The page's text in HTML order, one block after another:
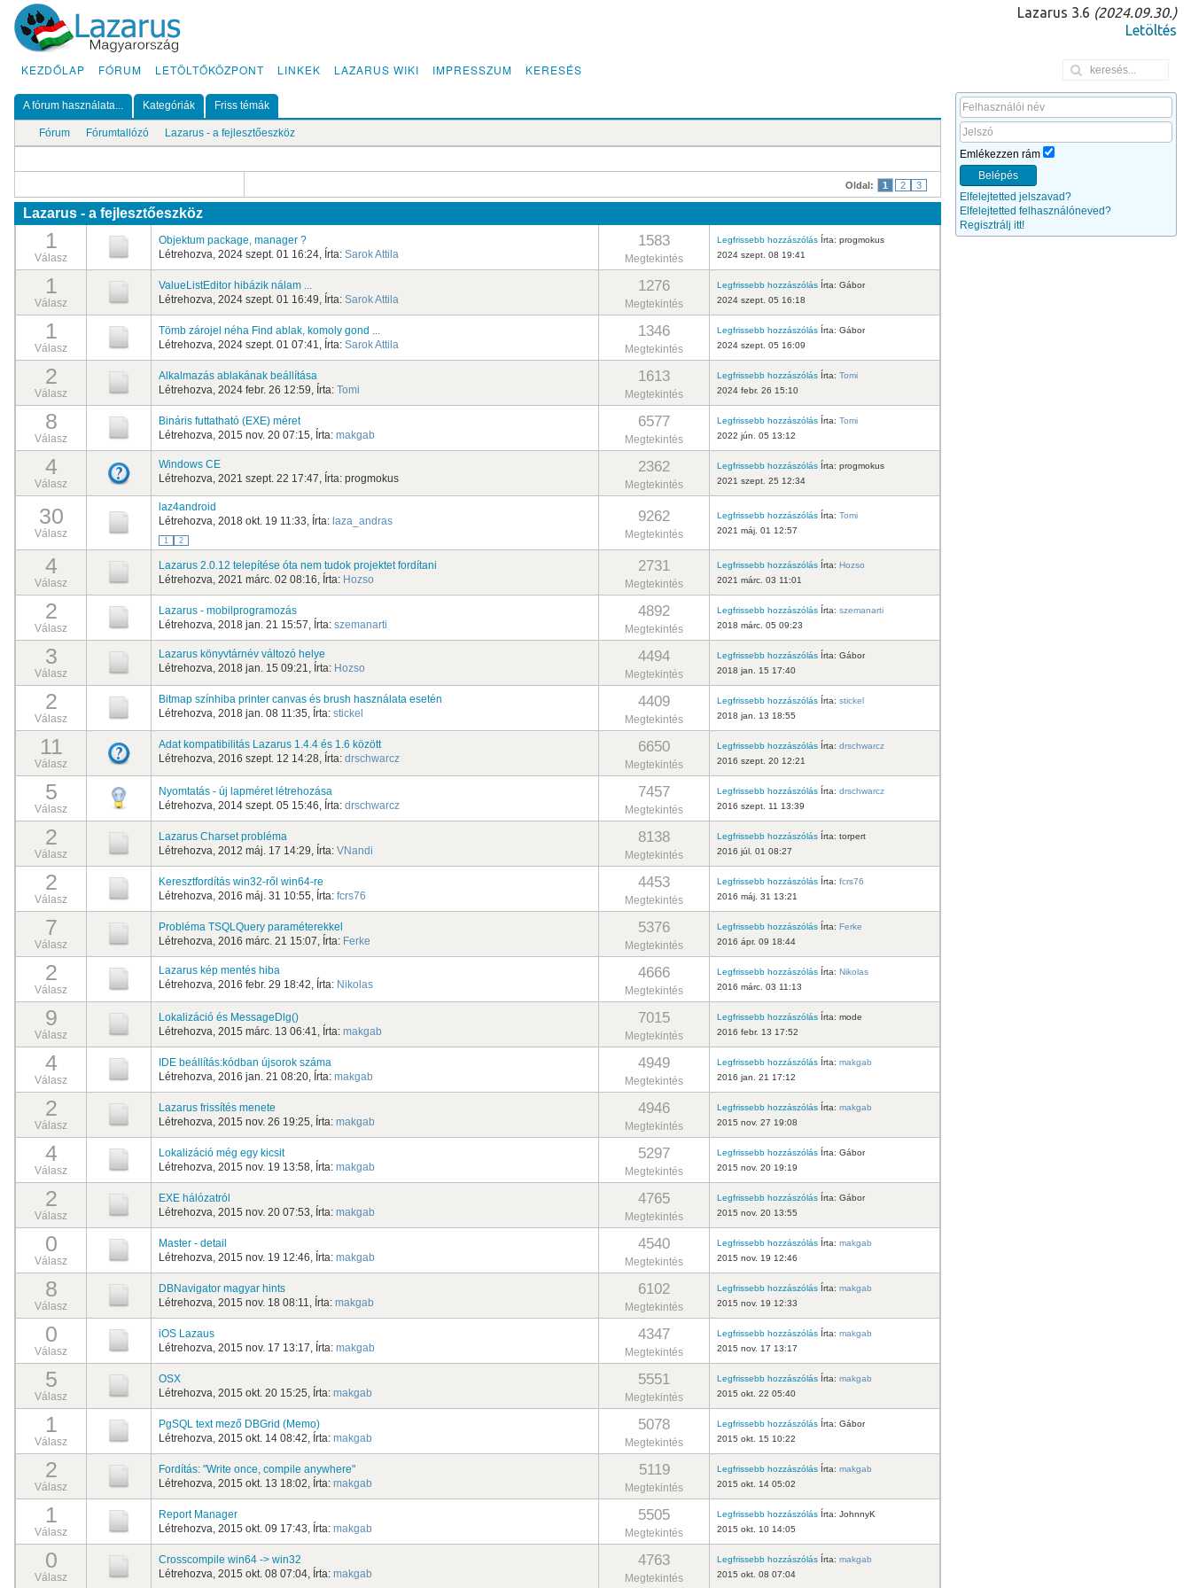
Lazarus 3.6 (2024.09.30.)
Letöltés
KEZDŐLAP FÓRUM LETÖLTŐKÖZPONT LINKEK LAZARUS WIKI IMPRESSZUM KERESÉS
A fórum használata... Kategóriák Friss témák
Fórum Fórumtallózó Lazarus - a fejlesztőeszköz
Oldal: 1 2 3
Lazarus - a fejlesztőeszköz
1
Válasz
Objektum package, manager ?
Létrehozva, 2024 szept. 01 16:24, Írta: Sarok Attila
1583
Megtekintés
Legfrissebb hozzászólás Írta: progmokus
2024 szept. 08 19:41
1
Válasz
ValueListEditor hibázik nálam ...
Létrehozva, 2024 szept. 01 16:49, Írta: Sarok Attila
1276
Megtekintés
Legfrissebb hozzászólás Írta: Gábor
2024 szept. 05 16:18
1
Válasz
Tömb zárojel néha Find ablak, komoly gond ...
Létrehozva, 2024 szept. 01 07:41, Írta: Sarok Attila
1346
Megtekintés
Legfrissebb hozzászólás Írta: Gábor
2024 szept. 05 16:09
2
Válasz
Alkalmazás ablakának beállítása
Létrehozva, 2024 febr. 26 12:59, Írta: Tomi
1613
Megtekintés
Legfrissebb hozzászólás Írta: Tomi
2024 febr. 26 15:10
8
Válasz
Bináris futtatható (EXE) méret
Létrehozva, 2015 nov. 20 07:15, Írta: makgab
6577
Megtekintés
Legfrissebb hozzászólás Írta: Tomi
2022 jún. 05 13:12
4
Válasz
Windows CE
Létrehozva, 2021 szept. 22 17:47, Írta: progmokus
2362
Megtekintés
Legfrissebb hozzászólás Írta: progmokus
2021 szept. 25 12:34
30
Válasz
laz4android
Létrehozva, 2018 okt. 19 11:33, Írta: laza_andras
1 2
9262
Megtekintés
Legfrissebb hozzászólás Írta: Tomi
2021 máj. 01 12:57
4
Válasz
Lazarus 2.0.12 telepítése óta nem tudok projektet fordítani
Létrehozva, 2021 márc. 02 08:16, Írta: Hozso
2731
Megtekintés
Legfrissebb hozzászólás Írta: Hozso
2021 márc. 03 11:01
2
Válasz
Lazarus - mobilprogramozás
Létrehozva, 2018 jan. 21 15:57, Írta: szemanarti
4892
Megtekintés
Legfrissebb hozzászólás Írta: szemanarti
2018 márc. 05 09:23
3
Válasz
Lazarus könyvtárnév változó helye
Létrehozva, 2018 jan. 15 09:21, Írta: Hozso
4494
Megtekintés
Legfrissebb hozzászólás Írta: Gábor
2018 jan. 15 17:40
2
Válasz
Bitmap színhiba printer canvas és brush használata esetén
Létrehozva, 2018 jan. 08 11:35, Írta: stickel
4409
Megtekintés
Legfrissebb hozzászólás Írta: stickel
2018 jan. 13 18:55
11
Válasz
Adat kompatibilitás Lazarus 1.4.4 és 1.6 között
Létrehozva, 2016 szept. 12 14:28, Írta: drschwarcz
6650
Megtekintés
Legfrissebb hozzászólás Írta: drschwarcz
2016 szept. 20 12:21
5
Válasz
Nyomtatás - új lapméret létrehozása
Létrehozva, 2014 szept. 05 15:46, Írta: drschwarcz
7457
Megtekintés
Legfrissebb hozzászólás Írta: drschwarcz
2016 szept. 11 13:39
2
Válasz
Lazarus Charset probléma
Létrehozva, 2012 máj. 17 14:29, Írta: VNandi
8138
Megtekintés
Legfrissebb hozzászólás Írta: torpert
2016 júl. 01 08:27
2
Válasz
Keresztfordítás win32-ről win64-re
Létrehozva, 2016 máj. 31 10:55, Írta: fcrs76
4453
Megtekintés
Legfrissebb hozzászólás Írta: fcrs76
2016 máj. 31 13:21
7
Válasz
Probléma TSQLQuery paraméterekkel
Létrehozva, 2016 márc. 21 15:07, Írta: Ferke
5376
Megtekintés
Legfrissebb hozzászólás Írta: Ferke
2016 ápr. 09 18:44
2
Válasz
Lazarus kép mentés hiba
Létrehozva, 2016 febr. 29 18:42, Írta: Nikolas
4666
Megtekintés
Legfrissebb hozzászólás Írta: Nikolas
2016 márc. 03 11:13
9
Válasz
Lokalizáció és MessageDlg()
Létrehozva, 2015 márc. 13 06:41, Írta: makgab
7015
Megtekintés
Legfrissebb hozzászólás Írta: mode
2016 febr. 13 17:52
4
Válasz
IDE beállítás:kódban újsorok száma
Létrehozva, 2016 jan. 21 08:20, Írta: makgab
4949
Megtekintés
Legfrissebb hozzászólás Írta: makgab
2016 jan. 21 17:12
2
Válasz
Lazarus frissítés menete
Létrehozva, 2015 nov. 26 19:25, Írta: makgab
4946
Megtekintés
Legfrissebb hozzászólás Írta: makgab
2015 nov. 27 19:08
4
Válasz
Lokalizáció még egy kicsit
Létrehozva, 2015 nov. 19 13:58, Írta: makgab
5297
Megtekintés
Legfrissebb hozzászólás Írta: Gábor
2015 nov. 20 19:19
2
Válasz
EXE hálózatról
Létrehozva, 2015 nov. 20 07:53, Írta: makgab
4765
Megtekintés
Legfrissebb hozzászólás Írta: Gábor
2015 nov. 20 13:55
0
Válasz
Master - detail
Létrehozva, 2015 nov. 19 12:46, Írta: makgab
4540
Megtekintés
Legfrissebb hozzászólás Írta: makgab
2015 nov. 19 12:46
8
Válasz
DBNavigator magyar hints
Létrehozva, 2015 nov. 18 08:11, Írta: makgab
6102
Megtekintés
Legfrissebb hozzászólás Írta: makgab
2015 nov. 19 12:33
0
Válasz
iOS Lazaus
Létrehozva, 2015 nov. 17 13:17, Írta: makgab
4347
Megtekintés
Legfrissebb hozzászólás Írta: makgab
2015 nov. 17 13:17
5
Válasz
OSX
Létrehozva, 2015 okt. 20 15:25, Írta: makgab
5551
Megtekintés
Legfrissebb hozzászólás Írta: makgab
2015 okt. 22 05:40
1
Válasz
PgSQL text mező DBGrid (Memo)
Létrehozva, 2015 okt. 14 08:42, Írta: makgab
5078
Megtekintés
Legfrissebb hozzászólás Írta: Gábor
2015 okt. 15 10:22
2
Válasz
Fordítás: "Write once, compile anywhere"
Létrehozva, 2015 okt. 13 18:02, Írta: makgab
5119
Megtekintés
Legfrissebb hozzászólás Írta: makgab
2015 okt. 14 05:02
1
Válasz
Report Manager
Létrehozva, 2015 okt. 09 17:43, Írta: makgab
5505
Megtekintés
Legfrissebb hozzászólás Írta: JohnnyK
2015 okt. 10 14:05
0
Válasz
Crosscompile win64 -> win32
Létrehozva, 2015 okt. 08 07:04, Írta: makgab
4763
Megtekintés
Legfrissebb hozzászólás Írta: makgab
2015 okt. 08 07:04
Emlékezzen rám
Belépés
Elfelejtetted jelszavad?
Elfelejtetted felhasználóneved?
Regisztrálj itt!